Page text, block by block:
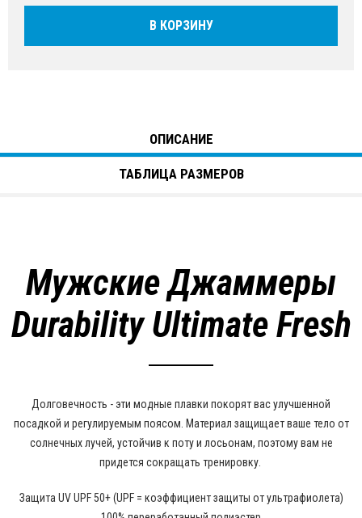
В КОРЗИНУ
ОПИСАНИЕ
ТАБЛИЦА РАЗМЕРОВ
Мужские Джаммеры
Durability Ultimate Fresh
Долговечность - эти модные плавки покорят вас улучшенной
посадкой и регулируемым поясом. Материал защищает ваше тело от
солнечных лучей, устойчив к поту и лосьонам, поэтому вам не
придется сокращать тренировку.
Защита UV UPF 50+ (UPF = коэффициент защиты от ультрафиолета)